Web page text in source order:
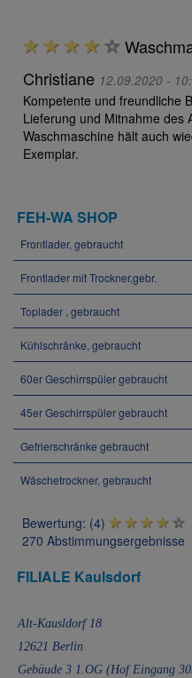
Christiane 12.09.2020 -
Kompetente und freundliche
Lieferung und Mitnahme des
Waschmaschine hält auch
Exemplar.
FEH-WA SHOP
Frontlader, gebraucht
Frontlader mit Trockner,gebr.
Toplader , gebraucht
Kühlschränke, gebraucht
60er Geschirrspüler gebraucht
45er Geschirrspüler gebraucht
Gefrierschränke gebraucht
Wäschetrockner, gebraucht
Bewertung: (4)
270 Abstimmungsergebnisse
FILIALE Kaulsdorf
Alt-Kausldorf 18
12621 Berlin
Gebäude 3 1.OG (Hof Eingang